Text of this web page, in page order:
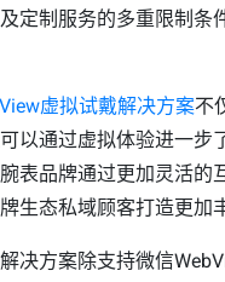
定制服务的多重限制条
虚拟试戴解决方案不
以通过虚拟体验进一步
表品牌通过更加灵活的
生态私域顾客打造更加
决方案除支持微信